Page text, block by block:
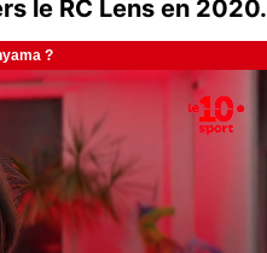
le RC Lens en 2020.